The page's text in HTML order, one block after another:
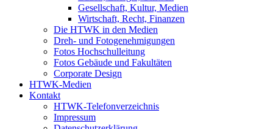
Gesellschaft, Kultur, Medien
Wirtschaft, Recht, Finanzen
Die HTWK in den Medien
Dreh- und Fotogenehmigungen
Fotos Hochschulleitung
Fotos Gebäude und Fakultäten
Corporate Design
HTWK-Medien
Kontakt
HTWK-Telefonverzeichnis
Impressum